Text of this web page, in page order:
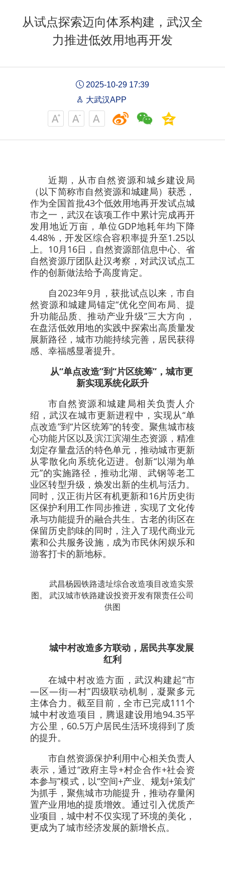
从试点探索迈向体系构建，武汉全
力推进低效用地再开发
2025-10-29 17:39
大武汉APP
近期，从市自然资源和城乡建设局
（以下简称市自然资源和城建局）获悉，
作为全国首批43个低效用地再开发试点城
市之一，武汉在该项工作中累计完成再开
发用地近万亩，单位GDP地耗年均下降
4.48%，开发区综合容积率提升至1.25以
上。10月16日，自然资源部信息中心、省
自然资源厅团队赴汉考察，对武汉试点工
作的创新做法给予高度肯定。
自2023年9月，获批试点以来，市自
然资源和城建局锚定“优化空间布局、提
升功能品质、推动产业升级”三大方向，
在盘活低效用地的实践中探索出高质量发
展新路径，城市功能持续完善，居民获得
感、幸福感显著提升。
从“单点改造”到“片区统筹”，城市更
新实现系统化跃升
市自然资源和城建局相关负责人介
绍，武汉在城市更新进程中，实现从“单
点改造”到“片区统筹”的转变。聚焦城市核
心功能片区以及滨江滨湖生态资源，精准
划定存量盘活的特色单元，推动城市更新
从零散化向系统化迈进。创新“以湖为单
元”的实施路径，推动北湖、武钢等老工
业区转型升级，焕发出新的生机与活力。
同时，汉正街片区有机更新和16片历史街
区保护利用工作同步推进，实现了文化传
承与功能提升的融合共生。古老的街区在
保留历史韵味的同时，注入了现代商业元
素和公共服务设施，成为市民休闲娱乐和
游客打卡的新地标。
武昌杨园铁路遗址综合改造项目改造实景
图。 武汉城市铁路建设投资开发有限责任公司
供图
城中村改造多方联动，居民共享发展
红利
在城中村改造方面，武汉构建起“市
—区—街—村”四级联动机制，凝聚多元
主体合力。截至目前，全市已完成111个
城中村改造项目，腾退建设用地94.35平
方公里，60.5万户居民生活环境得到了质
的提升。
市自然资源保护利用中心相关负责人
表示，通过“政府主导+村企合作+社会资
本参与”模式，以“空间+产业、规划+策划”
为抓手，聚焦城市功能提升，推动存量闲
置产业用地的提质增效。通过引入优质产
业项目，城中村不仅实现了环境的美化，
更成为了城市经济发展的新增长点。